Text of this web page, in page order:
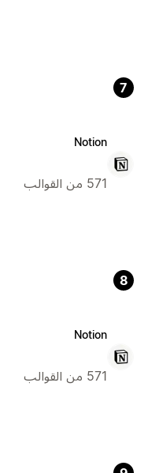
7
Notion
571 من القوالب
8
Notion
571 من القوالب